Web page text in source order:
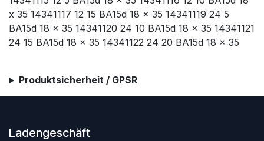
x 35 14341117 12 15 BA15d 18 x 35 14341119 24 5
BA15d 18 x 35 14341120 24 10 BA15d 18 x 35 14341121
24 15 BA15d 18 x 35 14341122 24 20 BA15d 18 x 35
Produktsicherheit / GPSR
Ladengeschäft